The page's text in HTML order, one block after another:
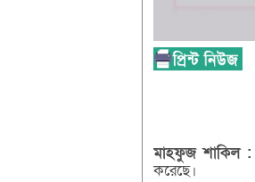
মাহফুজশাকিল :
করেছে।